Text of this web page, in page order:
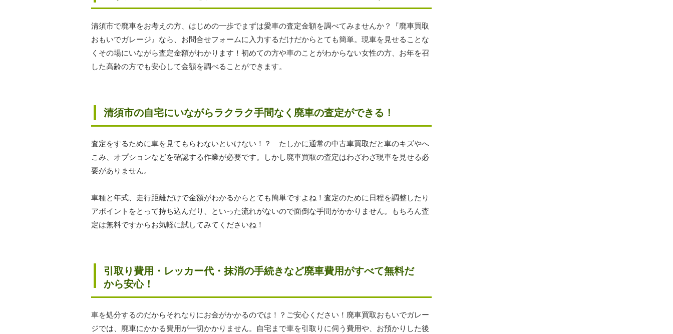
清須市で廃車をお考えの方、はじめの一歩でまずは愛車の査定金額を調べてみませんか？『廃車買取
おもいでガレージ』なら、お問合せフォームに入力するだけだからとても簡単。現車を見せることな
くその場にいながら査定金額がわかります！初めての方や車のことがわからない女性の方、お年を召
した高齢の方でも安心して金額を調べることができます。
清須市の自宅にいながらラクラク手間なく廃車の査定ができる！
査定をするために車を見てもらわないといけない！？ たしかに通常の中古車買取だと車のキズやへ
こみ、オプションなどを確認する作業が必要です。しかし廃車買取の査定はわざわざ現車を見せる必
要がありません。
車種と年式、走行距離だけで金額がわかるからとても簡単ですよね！査定のために日程を調整したり
アポイントをとって持ち込んだり、といった流れがないので面倒な手間がかかりません。もちろん査
定は無料ですからお気軽に試してみてくださいね！
引取り費用・レッカー代・抹消の手続きなど廃車費用がすべて無料だ
から安心！
車を処分するのだからそれなりにお金がかかるのでは！？ご安心ください！廃車買取おもいでガレー
ジでは、廃車にかかる費用が一切かかりません。自宅まで車を引取りに伺う費用や、お預かりした後